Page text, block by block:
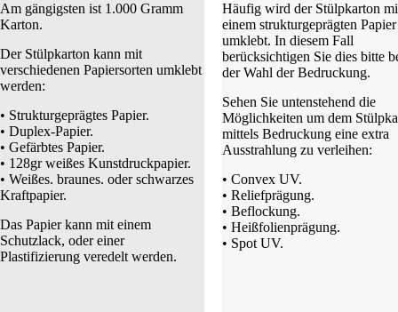
Am gängigsten ist 1.000 Gramm
Karton.
Der Stülpkarton kann mit
verschiedenen Papiersorten umklebt
werden:
• Strukturgeprägtes Papier.
• Duplex-Papier.
• Gefärbtes Papier.
• 128gr weißes Kunstdruckpapier.
• Weißes. braunes. oder schwarzes
Kraftpapier.
Das Papier kann mit einem
Schutzlack, oder einer
Plastifizierung veredelt werden.
Häufig wird der Stülpkarton
einem strukturgeprägten Papier
umklebt. In diesem Fall
berücksichtigen Sie dies bitte
der Wahl der Bedruckung.
Sehen Sie untenstehend die
Möglichkeiten um dem
mittels Bedruckung eine extra
Ausstrahlung zu verleihen:
• Convex UV.
• Reliefprägung.
• Beflockung.
• Heißfolienprägung.
• Spot UV.